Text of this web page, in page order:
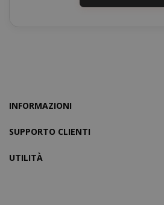
INFORMAZIONI
SUPPORTO CLIENTI
UTILITÀ
form_key